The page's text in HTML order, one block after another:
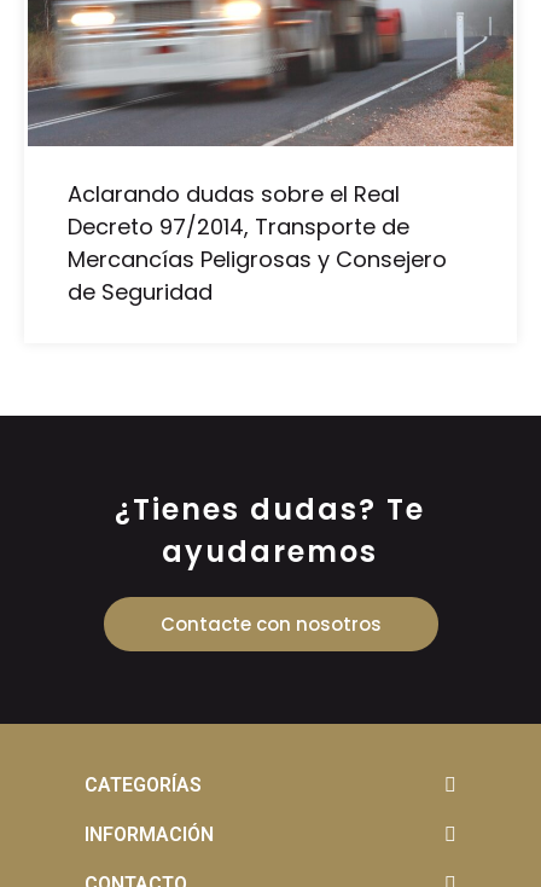
Aclarando dudas sobre el Real
Decreto 97/2014, Transporte de
Mercancías Peligrosas y Consejero
de Seguridad
¿Tienes dudas? Te
ayudaremos
Contacte con nosotros
CATEGORÍAS
INFORMACIÓN